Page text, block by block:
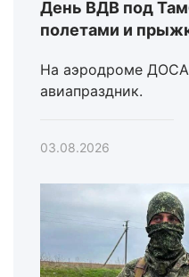
День ВДВ под
полетами и
На аэродроме
авиапраздник.
03.08.2026